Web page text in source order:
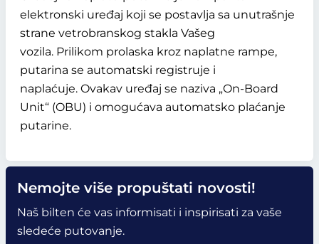
elektronski uređaj koji se postavlja sa unutrašnje
strane vetrobranskog stakla Vašeg
vozila. Prilikom prolaska kroz naplatne rampe,
putarina se automatski registruje i
naplaćuje. Ovakav uređaj se naziva „On-Board
Unit“ (OBU) i omogućava automatsko plaćanje
putarine.
Nemojte više propuštati novosti!
Naš bilten će vas informisati i inspirisati za vaše
sledeće putovanje.